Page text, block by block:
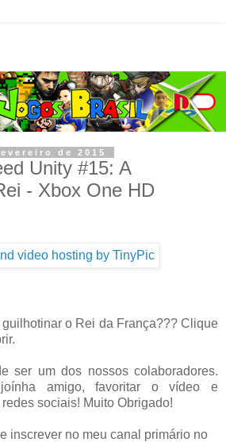
de 2015
Unity #15: A
- Xbox One HD
o Rei da França??? Clique
ser um dos nossos colaboradores.
amigo, favoritar o vídeo e
sociais! Muito Obrigado!
inscrever no meu canal primário no